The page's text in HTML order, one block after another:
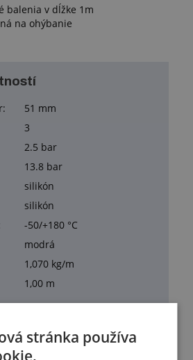
balenia v dĺžke 1m
na ohýbanie
51 mm
3
2.5 bar
13.8 bar
silikón
silikón
-50/+180 °C
modrá
1,070 kg/m
1,00 m
stránka používa